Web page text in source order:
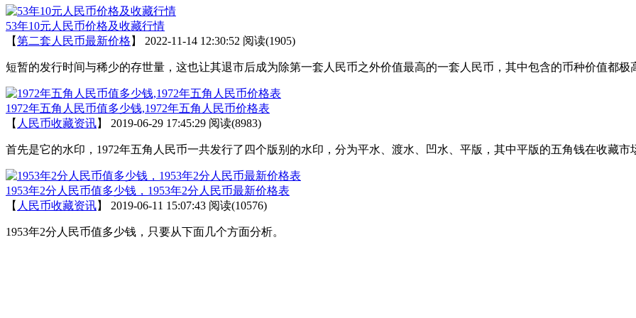
53年10元人民币价格及收藏行情
【第二套人民币最新价格 】 2022-11-14 12:30:52 阅读(1905)
短暂的发行时间与稀少的存世量，这也让其退市后成为除第一套人民币之外价值最高的一套人民币，其中包含的币种价值都极
1972年五角人民币值多少钱,1972年五角人民币价格表
【 人民币收藏资讯】 2019-06-29 17:45:29 阅读(8983)
首先是它的水印，1972年五角人民币一共发行了四个版别的水印，分为平水、渡水、凹水、平版，其中平版的五角钱在收藏市
1953年2分人民币值多少钱，1953年2分人民币最新价格表
【 人民币收藏资讯】 2019-06-11 15:07:43 阅读(10576)
1953年2分人民币值多少钱，只要从下面几个方面分析。